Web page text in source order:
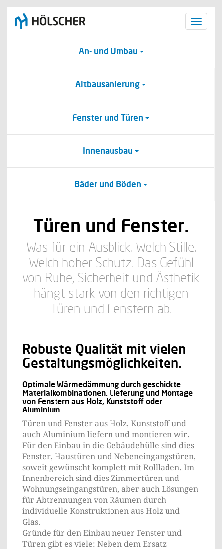
An- und Umbau
Altbausanierung
Fenster und Türen
Innenausbau
Bäder und Böden
Türen und Fenster.
Was für ein Ausblick. Welch Stille.
Welch hoher Schutz. Das Gefühl
von Ruhe, Sicherheit und Ästhetik
hängt stark von den richtigen
Türen und Fenstern ab.
Robuste Qualität mit vielen
Gestaltungsmöglichkeiten.
Optimale Wärmedämmung durch geschickte
Materialkombinationen. Lieferung und Montage
von Fenstern aus Holz, Kunststoff oder
Aluminium.
Türen und Fenster aus Holz, Kunststoff und
auch Aluminium liefern und montieren wir.
Für den Einbau in die Gebäudehülle sind dies
Fenster, Haustüren und Nebeneingangstüren,
soweit gewünscht komplett mit Rollladen. Im
Innenbereich sind dies Zimmertüren und
Wohnungseingangstüren, aber auch Lösungen
für Abtrennungen von Räumen durch
individuelle Konstruktionen aus Holz und
Glas.
Gründe für den Einbau neuer Fenster und
Türen gibt es viele: Neben dem Ersatz